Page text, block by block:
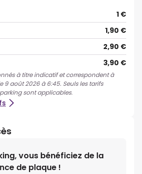
1 €
1,90 €
2,90 €
3,90 €
à titre indicatif et correspondent à
9 août 2026 à 6:45. Seuls les tarifs
sont applicables.
vous bénéficiez de la
de plaque !